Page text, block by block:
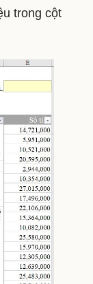
trong cột